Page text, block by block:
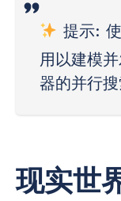
提示:
用以建模
器的并行搜
现实世